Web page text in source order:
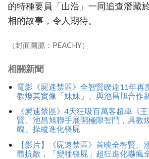
的特種要員「山浩」一同追查潛藏
相的故事，令人期待。
（封面圖源：PEACHY）
相關新聞
電影《屍速禁區》全智賢睽違11年再
教煥其實像「妹妹」、與池昌旭合作
《屍速禁區》4天狂吸百萬客超車《
賢、池昌旭聯手展開極限智鬥，具教
醜」操縱進化喪屍
【影片】《屍速禁區》首映全智賢、
體抗敵，「變種喪屍」超狂進化嚇瘋